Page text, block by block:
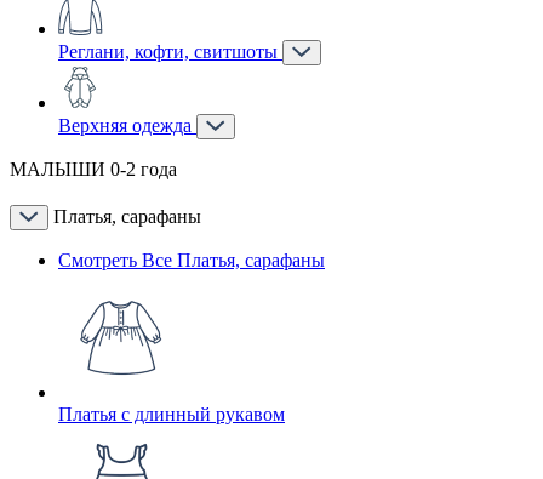
Реглани, кофти, свитшоты
Верхняя одежда
МАЛЫШИ 0-2 года
Платья, сарафаны
Смотреть Все Платья, сарафаны
Платья с длинный рукавом